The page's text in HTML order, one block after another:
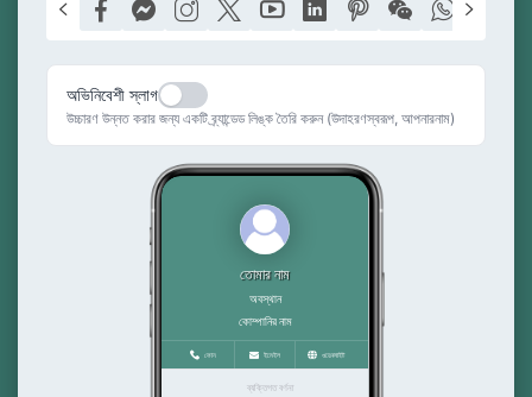
অভিনিবেশী স্লাগ
উচ্চারণ উন্নত করার জন্য একটি ব্র্যান্ডেড লিঙ্ক তৈরি করুন (উদাহরণস্বরূপ, আপনারনাম)
তোমার নাম
অবস্থান
কোম্পানির নাম
ফোন ইমেইল ওয়েবসাইট
ব্যক্তিগত বর্ণনা